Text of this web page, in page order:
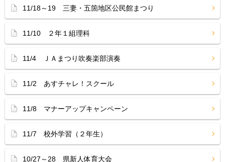
11/18～19 三妻・五箇地区公民館まつり
11/10 ２年１組理科
11/4 ＪＡまつり吹奏楽部演奏
11/2 あすチャレ！スクール
11/8 マナーアップキャンペーン
11/7 校外学習（２年生）
10/27～28 県新人体育大会